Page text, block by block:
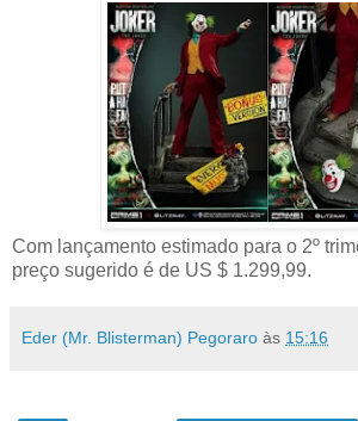
Com lançamento estimado para o 2º
preço sugerido é de US $ 1.299,99.
Eder (Mr. Blisterman) Pegoraro às 15:16